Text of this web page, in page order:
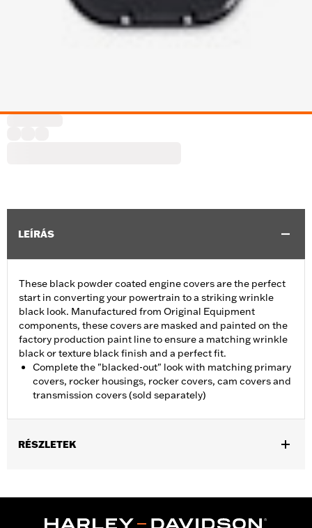
LEÍRÁS
These black powder coated engine covers are the perfect
start in converting your powertrain to a striking wrinkle
black look. Manufactured from Original Equipment
components, these covers are masked and painted on the
factory production paint line to ensure a matching wrinkle
black or texture black finish and a perfect fit.
Complete the "blacked-out" look with matching primary
covers, rocker housings, rocker covers, cam covers and
transmission covers (sold separately)
RÉSZLETEK